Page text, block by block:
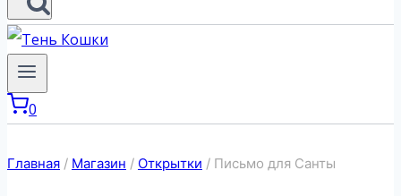
0
Главная / Магазин / Открытки / Письмо для Санты